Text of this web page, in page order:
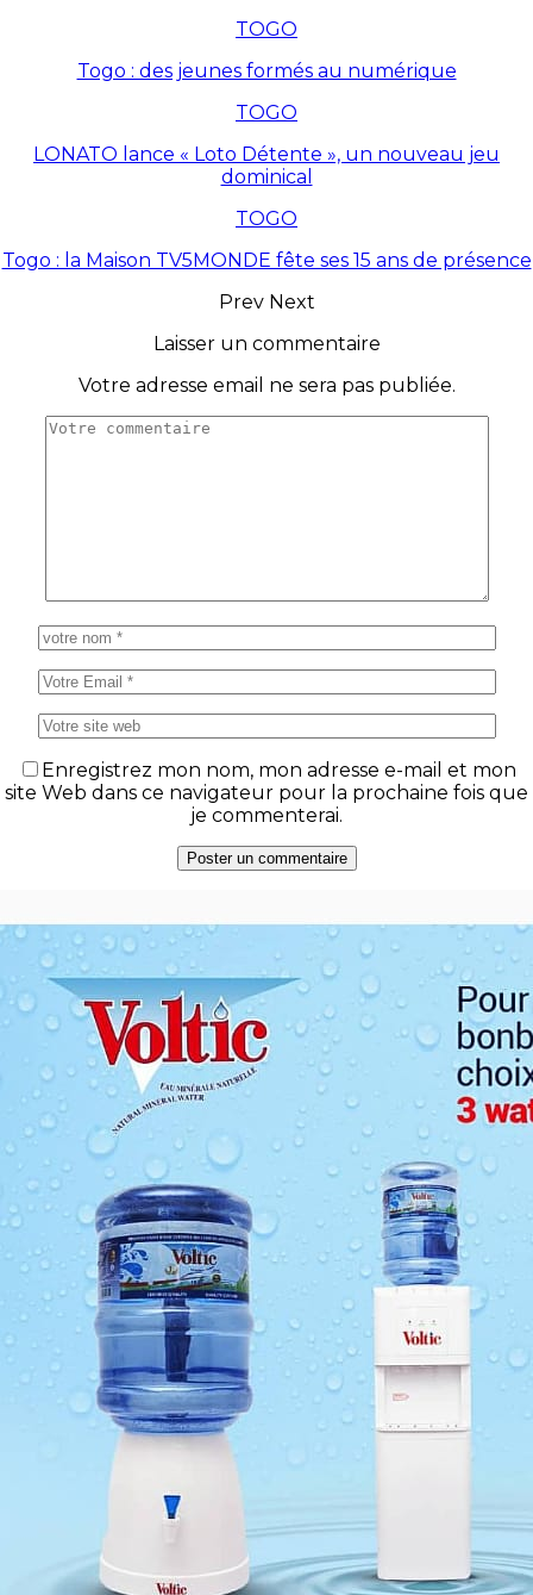
TOGO
Togo : des jeunes formés au numérique
TOGO
LONATO lance « Loto Détente », un nouveau jeu
dominical
TOGO
Togo : la Maison TV5MONDE fête ses 15 ans de présence
Prev Next
Laisser un commentaire
Votre adresse email ne sera pas publiée.
Enregistrez mon nom, mon adresse e-mail et mon
site Web dans ce navigateur pour la prochaine fois que
je commenterai.